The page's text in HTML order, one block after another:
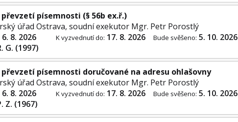
převzetí písemnosti (§ 56b ex.ř.)
úřad Ostrava, soudní exekutor Mgr. Petr Porostlý
6. 8. 2026
G. (1997)
K vyzvednutí do: 17. 8. 2026 Bude svěšeno: 5. 10. 2026
převzetí písemnosti doručované na adresu ohlašovny
úřad Ostrava, soudní exekutor Mgr. Petr Porostlý
6. 8. 2026
Z. (1967)
K vyzvednutí do: 17. 8. 2026 Bude svěšeno: 5. 10. 2026